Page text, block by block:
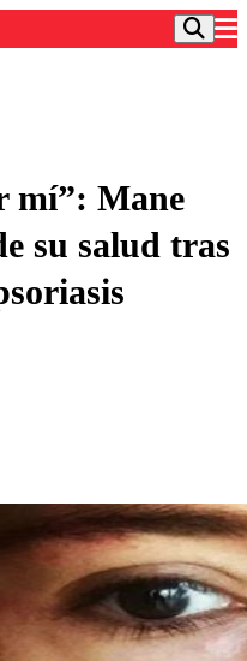
medios
mí”: Mane
su salud tras